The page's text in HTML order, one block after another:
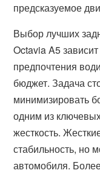
предсказуемое
Выбор лучших
Octavia A5
предпочтения
бюджет. Задача
минимизировать
одним из
жесткость.
стабильность, но
автомобиля.